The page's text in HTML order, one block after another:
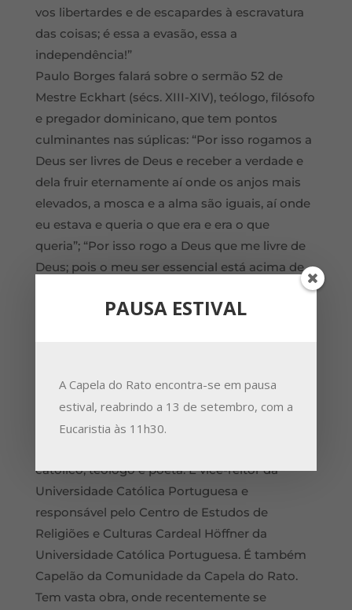
vos libertardes e de escapardes à escravatura
das coisas; é essa a evasão, essa a
independência!”
Paulo Borges falará sobre o sermão 52 de
Mestre Eckhart (sécs. XIII-XIV), teólogo, filósofo
e pregador dominicano, que tem pontos
culminantes nas súplicas: “Por isso rogamos a
Deus ser livres de Deus e receber a verdade e
dela fruir eternamente aí onde os anjos mais
elevados, a mosca e a alma são iguais, aí onde
eu estava e queria o que era e era o que
queria”; “Por isso rogo a Deus que me livre de
Deus; pois o meu ser essencial está acima de
como origem das criaturas”.
da Faculdade de Letras da Universidade de
Lisboa, no dia 5 de Maio, às 18h 30m. A entrada
é livre.
católico, teólogo e poeta. É vice-reitor da
Universidade Católica Portuguesa e
responsável pelo Centro de Estudos de
Religiões e Culturas Cardeal Höffner da
Universidade Católica Portuguesa. É também
Capelão da Comunidade da Capela do Rato.
Tem vasta obra, onde recentemente se
PAUSA ESTIVAL
A Capela do Rato encontra-se em pausa
estival, reabrindo a 13 de setembro, com a
Eucaristia às 11h30.